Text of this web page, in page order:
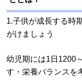
1.子供が成長する時
がけましょう
幼児期には1日1200
す・栄養バランスを